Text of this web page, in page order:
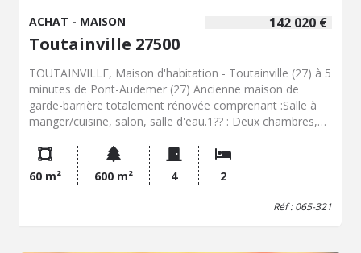
142 020 €
ACHAT - MAISON
Toutainville 27500
TOUTAINVILLE, Maison d'habitation - Toutainville (27) à 5
minutes de Pont-Audemer (27) Ancienne maison de
garde-barrière totalement rénovée comprenant :Salle à
manger/cuisine, salon, salle d'eau.1?? : Deux chambres,
Classe énergie : F - Classe climat : C - Montant estimé des
dépenses annuelles d'énergie pour un usage standard :
1880 à 2590 € (base 2025) - Prix Hon. Négo Inclus : 142
020 € dont 5,20% Hon. Négo TTC charge acq. Prix Hors
60 m² 600 m² 4 2
Réf : 065-321